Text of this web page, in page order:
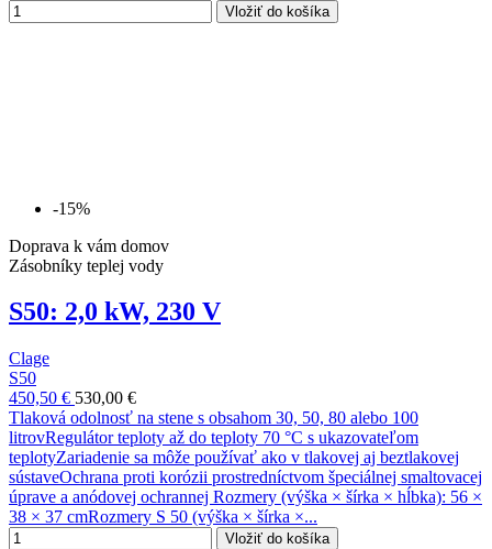
Vložiť do košíka
-15%
Doprava k vám domov
Zásobníky teplej vody
S50: 2,0 kW, 230 V
Clage
S50
450,50 € 530,00 €
Tlaková odolnosť na stene s obsahom 30, 50, 80 alebo 100
litrovRegulátor teploty až do teploty 70 °C s ukazovateľom
teplotyZariadenie sa môže používať ako v tlakovej aj beztlakovej
sústaveOchrana proti korózii prostredníctvom špeciálnej smaltovacej
úprave a anódovej ochrannej Rozmery (výška × šírka × hĺbka): 56 ×
38 × 37 cmRozmery S 50 (výška × šírka ×...
Vložiť do košíka